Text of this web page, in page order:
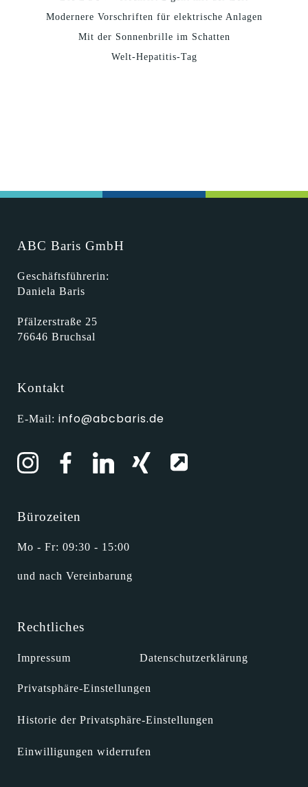
Modernere Vorschriften für elektrische Anlagen
Mit der Sonnenbrille im Schatten
Welt-Hepatitis-Tag
ABC Baris GmbH
Geschäftsführerin:
Daniela Baris
Pfälzerstraße 25
76646 Bruchsal
Kontakt
E-Mail: info@abcbaris.de
Bürozeiten
Mo - Fr: 09:30 - 15:00
und nach Vereinbarung
Rechtliches
Impressum Datenschutzerklärung
Privatsphäre-Einstellungen
Historie der Privatsphäre-Einstellungen
Einwilligungen widerrufen